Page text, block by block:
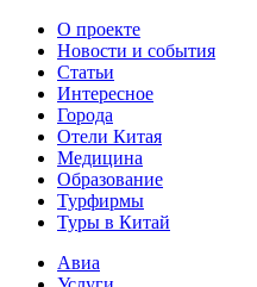
О проекте
Новости и события
Статьи
Интересное
Города
Отели Китая
Медицина
Образование
Турфирмы
Туры в Китай
Авиа